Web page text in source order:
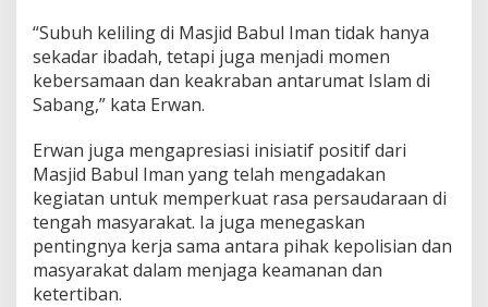
“Subuh keliling di Masjid Babul Iman tidak hanya
sekadar ibadah, tetapi juga menjadi momen
kebersamaan dan keakraban antarumat Islam di
Sabang,” kata Erwan.
Erwan juga mengapresiasi inisiatif positif dari
Masjid Babul Iman yang telah mengadakan
kegiatan untuk memperkuat rasa persaudaraan di
tengah masyarakat. Ia juga menegaskan
pentingnya kerja sama antara pihak kepolisian dan
masyarakat dalam menjaga keamanan dan
ketertiban.